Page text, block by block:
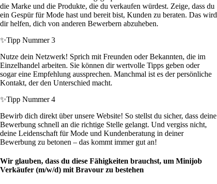
die Marke und die Produkte, die du verkaufen würdest. Zeige, dass du
ein Gespür für Mode hast und bereit bist, Kunden zu beraten. Das wird
dir helfen, dich von anderen Bewerbern abzuheben.
✨Tipp Nummer 3
Nutze dein Netzwerk! Sprich mit Freunden oder Bekannten, die im
Einzelhandel arbeiten. Sie können dir wertvolle Tipps geben oder
sogar eine Empfehlung aussprechen. Manchmal ist es der persönliche
Kontakt, der den Unterschied macht.
✨Tipp Nummer 4
Bewirb dich direkt über unsere Website! So stellst du sicher, dass deine
Bewerbung schnell an die richtige Stelle gelangt. Und vergiss nicht,
deine Leidenschaft für Mode und Kundenberatung in deiner
Bewerbung zu betonen – das kommt immer gut an!
Wir glauben, dass du diese Fähigkeiten brauchst, um Minijob
Verkäufer (m/w/d) mit Bravour zu bestehen